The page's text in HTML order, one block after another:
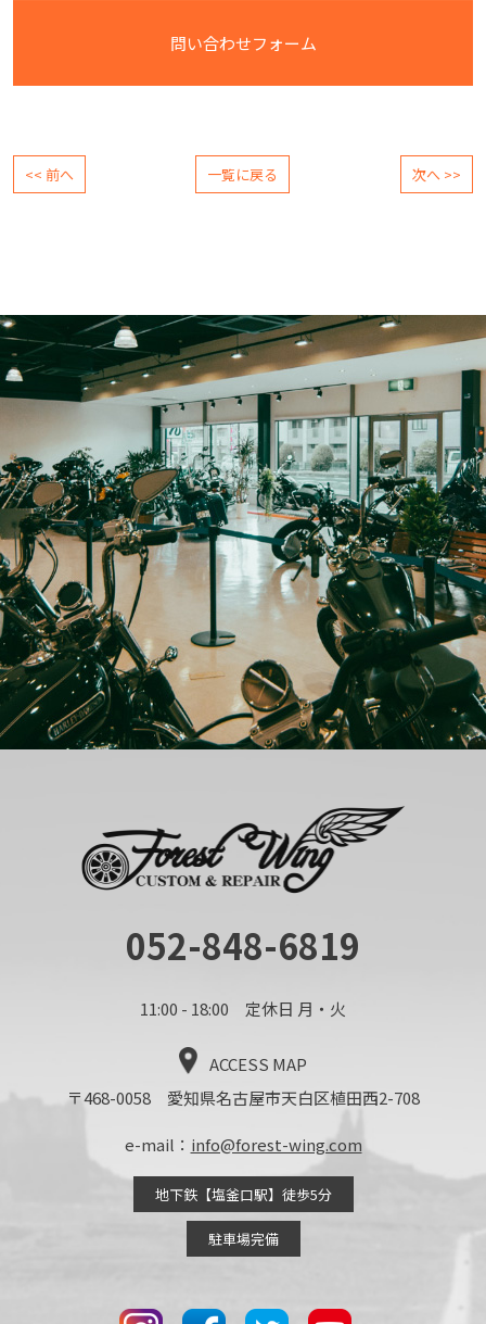
問い合わせフォーム
<< 前へ 一覧に戻る 次へ >>
052-848-6819
11:00 - 18:00 定休日 月・火
ACCESS MAP
〒468-0058 愛知県名古屋市天白区植田西2-708
e-mail： info@forest-wing.com
地下鉄【塩釜口駅】徒歩5分
駐車場完備